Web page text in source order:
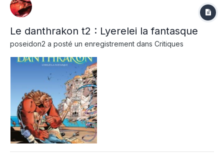
Le danthrakon t2 : Lyerelei la fantasque
poseidon2 a posté un enregistrement dans Critiques